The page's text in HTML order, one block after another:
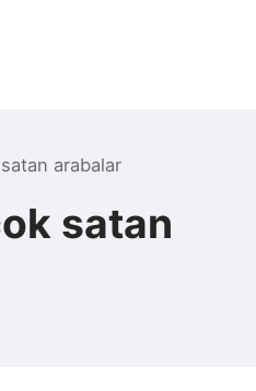
arabalar
satan